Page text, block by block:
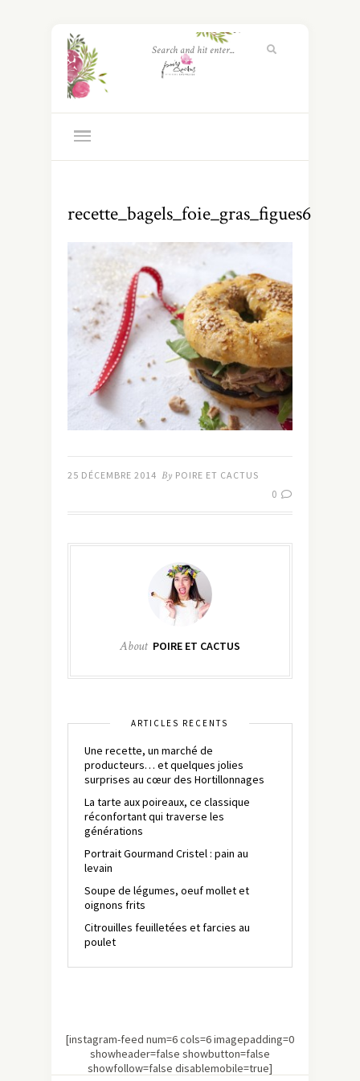
recette_bagels_foie_gras_figues6
25 DÉCEMBRE 2014 By POIRE ET CACTUS
0
About POIRE ET CACTUS
ARTICLES RÉCENTS
Une recette, un marché de
producteurs… et quelques jolies
surprises au cœur des Hortillonnages
La tarte aux poireaux, ce classique
réconfortant qui traverse les
générations
Portrait Gourmand Cristel : pain au
levain
Soupe de légumes, oeuf mollet et
oignons frits
Citrouilles feuilletées et farcies au
poulet
[instagram-feed num=6 cols=6 imagepadding=0
showheader=false showbutton=false
showfollow=false disablemobile=true]